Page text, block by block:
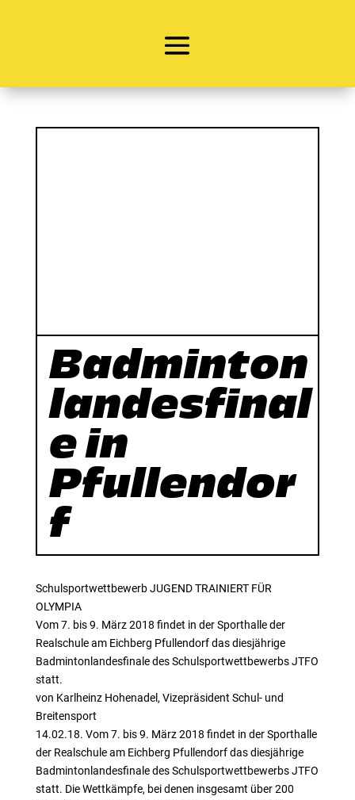
Badminton
landesfinal
e in
Pfullendor
f
Schulsportwettbewerb JUGEND TRAINIERT FÜR
OLYMPIA
Vom 7. bis 9. März 2018 findet in der Sporthalle der
Realschule am Eichberg Pfullendorf das diesjährige
Badmintonlandesfinale des Schulsportwettbewerbs JTFO
statt.
von Karlheinz Hohenadel, Vizepräsident Schul- und
Breitensport
14.02.18. Vom 7. bis 9. März 2018 findet in der Sporthalle
der Realschule am Eichberg Pfullendorf das diesjährige
Badmintonlandesfinale des Schulsportwettbewerbs JTFO
statt. Die Wettkämpfe, bei denen insgesamt über 200